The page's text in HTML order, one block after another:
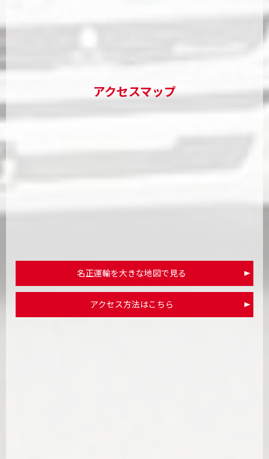
アクセスマップ
名正運輸を大きな地図で見る
アクセス方法はこちら